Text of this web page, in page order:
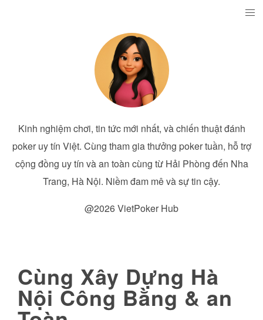
Kinh nghiệm chơi, tin tức mới nhất, và chiến thuật đánh
poker uy tín Việt. Cùng tham gia thưởng poker tuần, hỗ trợ
cộng đồng uy tín và an toàn cùng từ Hải Phòng đến Nha
Trang, Hà Nội. Niềm đam mê và sự tin cậy.
@2026 VietPoker Hub
Cùng Xây Dựng Hà
Nội Công Bằng & an